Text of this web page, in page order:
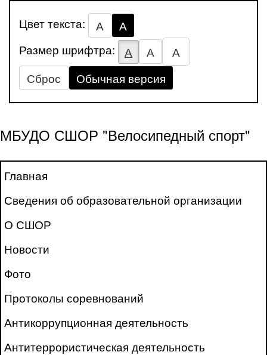
Цвет текста: А
А
Размер шрифтра:
А А
А
Сброс
Обычная версия
МБУДО СШОР "Велосипедный спорт"
Главная
Сведения об образовательной организации
О СШОР
Новости
Фото
Протоколы соревнований
Антикоррупционная деятельность
Антитеррористическая деятельность